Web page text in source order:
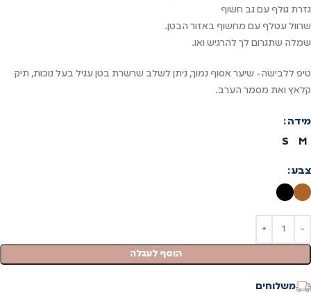
גזרת גולף עם גב חשוף
שרוול עטלף עם מחשוף באזור הבטן.
שמלה שתגרום לך להרגיש ואו.
טיפ ללבישה- שיער אסוף נמוך, ניתן לשלב שרשרת בטן עגיל בעל נוכות, תיק
קלאץ ואת מסמר הערב.
מידה
M
S
צבע
הוסף לעגלה
משלוחים